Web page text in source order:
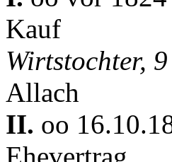
Kauf
Wirtstochter,
Allach
II. oo